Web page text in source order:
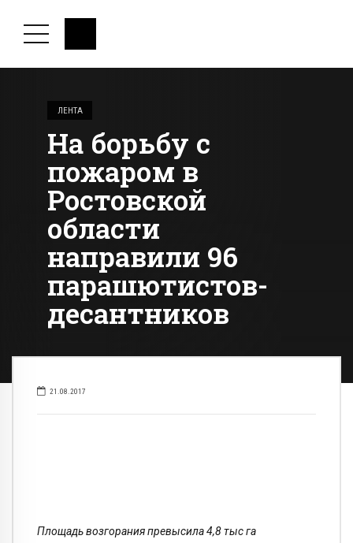
ЛЕНТА
На борьбу с
пожаром в
Ростовской
области
направили 96
парашютистов-
десантников
21.08.2017
Площадь возгорания превысила 4,8 тыс га